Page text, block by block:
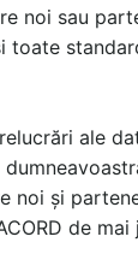
noi sau
toate
ale
noi și
de mai